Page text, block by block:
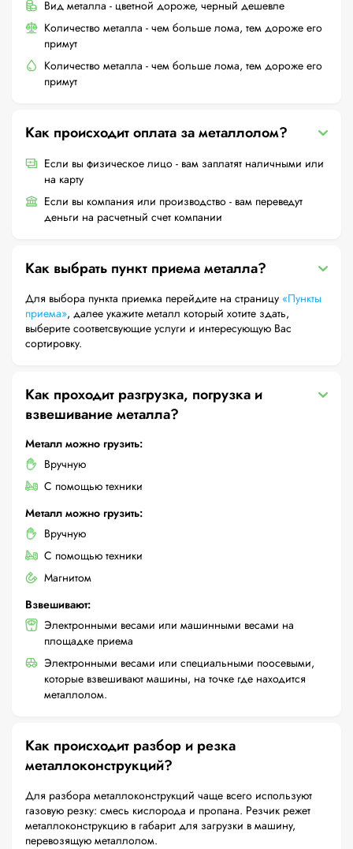
Вид металла - цветной дороже, черный дешевле
Количество металла - чем больше лома, тем дороже его
примут
Количество металла - чем больше лома, тем дороже его
примут
Как происходит оплата за металлолом?
Если вы физическое лицо - вам заплатят наличными или
на карту
Если вы компания или производство - вам переведут
деньги на расчетный счет компании
Как выбрать пункт приема металла?
Для выбора пункта приемка перейдите на страницу «Пункты
приема», далее укажите металл который хотите здать,
выберите соответсвующие услуги и интересующую Вас
сортировку.
Как проходит разгрузка, погрузка и
взвешивание металла?
Металл можно грузить:
Вручную
С помощью техники
Металл можно грузить:
Вручную
С помощью техники
Магнитом
Взвешивают:
Электронными весами или машинными весами на
площадке приема
Электронными весами или специальными поосевыми,
которые взвешивают машины, на точке где находится
металлолом.
Как происходит разбор и резка
металлоконструкций?
Для разбора металлоконструкций чаще всего используют
газовую резку: смесь кислорода и пропана. Резчик режет
металлоконструкцию в габарит для загрузки в машину,
перевозящую металлолом.